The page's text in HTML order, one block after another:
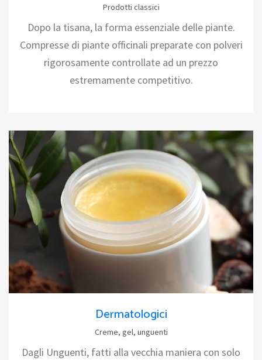
Prodotti classici
Dopo la tisana, la forma essenziale delle piante.
Compresse di piante officinali preparate con polveri
rigorosamente controllate ad un prezzo
estremamente competitivo.
Dermatologici
Creme, gel, unguenti
Dagli Unguenti, fatti alla vecchia maniera con solo